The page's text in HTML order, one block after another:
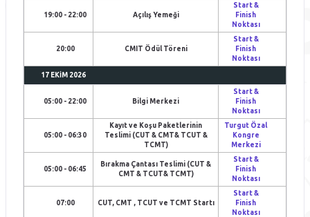
19:00 - 22:00 Açılış Yemeği
Start &
Finish
Noktası
20:00 CMIT Ödül Töreni
Start &
Finish
Noktası
17 EKIM 2026
05:00 - 22:00 Bilgi Merkezi
Start &
Finish
Noktası
05:00 - 06:30
Kayıt ve Koşu Paketlerinin
Teslimi (CUT & CMT& TCUT &
TCMT)
Turgut Özal
Kongre
Merkezi
05:00 - 06:45
Bırakma Çantası Teslimi (CUT &
CMT & TCUT& TCMT)
Start &
Finish
Noktası
07:00 CUT, CMT , TCUT ve TCMT Startı
Start &
Finish
Noktası